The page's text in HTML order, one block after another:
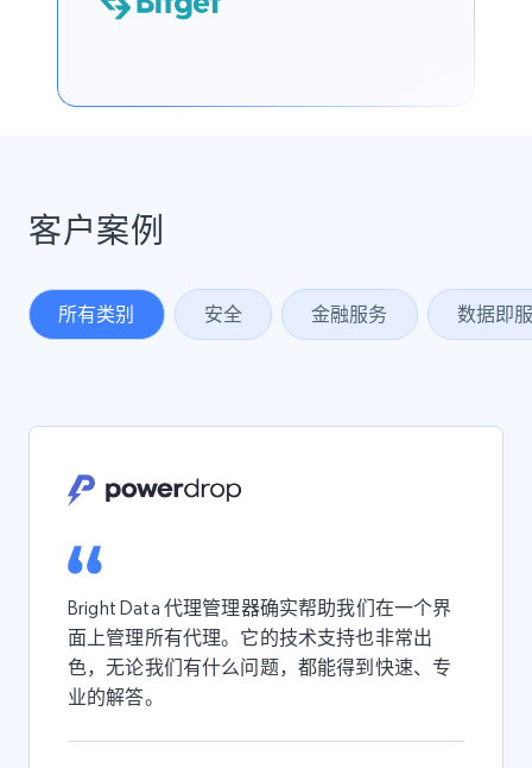
客户案例
所有类别 安全 金融服务 数据即
Bright Data 代理管理器确实帮助我们在一个界
面上管理所有代理。它的技术支持也非常出
色，无论我们有什么问题，都能得到快速、专
业的解答。